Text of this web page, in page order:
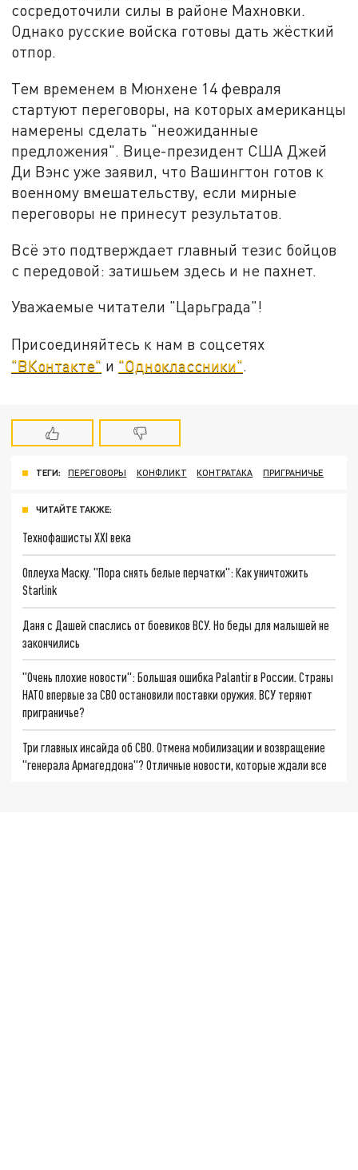
сосредоточили силы в районе Махновки.
Однако русские войска готовы дать жёсткий
отпор.
Тем временем в Мюнхене 14 февраля
стартуют переговоры, на которых американцы
намерены сделать "неожиданные
предложения". Вице-президент США Джей
Ди Вэнс уже заявил, что Вашингтон готов к
военному вмешательству, если мирные
переговоры не принесут результатов.
Всё это подтверждает главный тезис бойцов
с передовой: затишьем здесь и не пахнет.
Уважаемые читатели "Царьграда"!
Присоединяйтесь к нам в соцсетях
"ВКонтакте" и "Одноклассники".
ТЕГИ: ПЕРЕГОВОРЫ КОНФЛИКТ КОНТРАТАКА ПРИГРАНИЧЬЕ
ЧИТАЙТЕ ТАКЖЕ:
Технофашисты XXI века
Оплеуха Маску. "Пора снять белые перчатки": Как уничтожить
Starlink
Даня с Дашей спаслись от боевиков ВСУ. Но беды для малышей не
закончились
"Очень плохие новости": Большая ошибка Palantir в России. Страны
НАТО впервые за СВО остановили поставки оружия. ВСУ теряют
приграничье?
Три главных инсайда об СВО. Отмена мобилизации и возвращение
"генерала Армагеддона"? Отличные новости, которые ждали все